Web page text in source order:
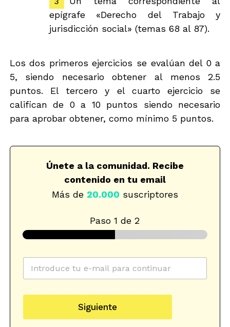
epígrafe «Derecho del Trabajo y
jurisdicción social» (temas 68 al 87).
Los dos primeros ejercicios se evalúan del 0 a
5, siendo necesario obtener al menos 2.5
puntos. El tercero y el cuarto ejercicio se
califican de 0 a 10 puntos siendo necesario
para aprobar obtener, como mínimo 5 puntos.
Únete a la comunidad. Recibe
contenido en tu email
Más de 20.000 suscriptores
Paso1 de 2
r
e
Siguiente